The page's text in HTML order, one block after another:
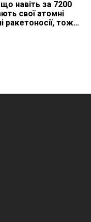
навіть за 7200
свої атомні
ракетоносії, тож